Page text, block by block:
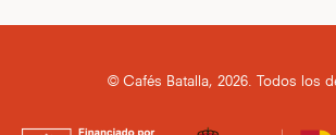
© Cafés Batalla, 2026. Todos los